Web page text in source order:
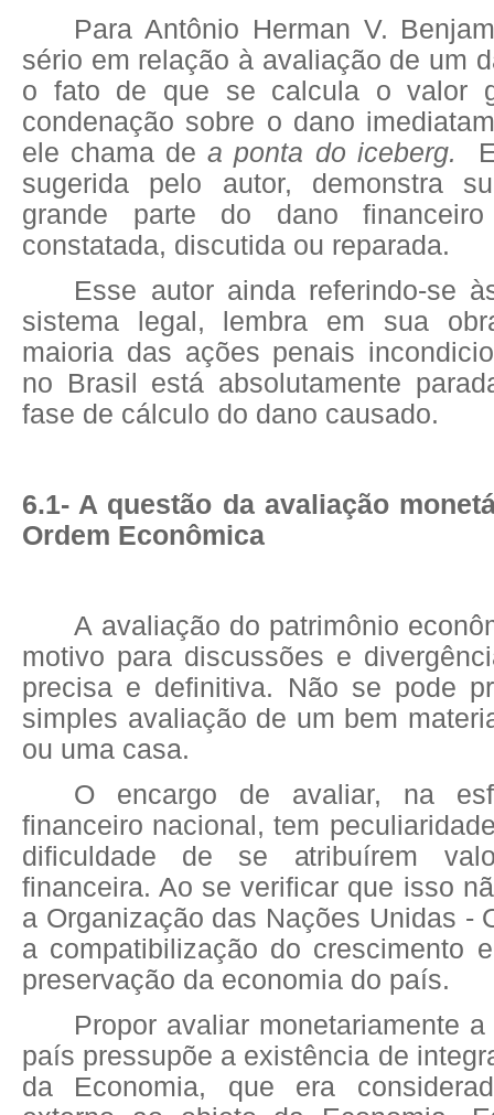
Para Antônio Herman V.
sério em relação à avaliação de um
o fato de que se calcula o valor
condenação sobre o dano
ele chama dea ponta do iceberg.
sugerida pelo autor, demonstra
grande parte do dano
constatada, discutida ou reparada.
Esse autor ainda referindo-se
sistema legal, lembra em sua
maioria das ações penais
no Brasil está absolutamente
fase de cálculo do dano causado.
6.1- A questão da avaliação
Ordem Econômica
A avaliação do patrimônio
motivo para discussões e
precisa e definitiva. Não se pode
simples avaliação de um bem
ou uma casa.
O encargo de avaliar, na
financeiro nacional, tem
dificuldade de se atribuírem
financeira. Ao se verificar que isso
a Organização das Nações Unidas -
a compatibilização do crescimento
preservação da economia do país.
Propor avaliar monetariamente
país pressupõe a existência de
da Economia, que era